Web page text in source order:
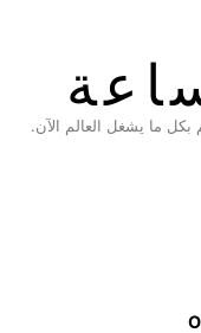
ما يشغل العالم الآن.